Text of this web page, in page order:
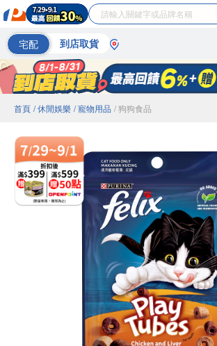
宅配 到店取貨
首頁 / 休閒娛樂 / 寵物用品 / 狗狗食品